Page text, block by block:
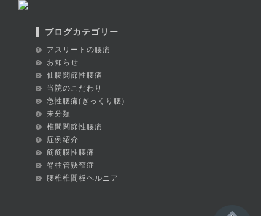
ブログカテゴリー
アスリートの腰痛
お知らせ
仙腸関節性腰痛
当院のこだわり
急性腰痛(ぎっくり腰)
未分類
椎間関節性腰痛
症例紹介
筋筋膜性腰痛
脊柱管狭窄症
腰椎椎間板ヘルニア